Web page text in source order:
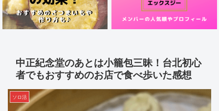
中正紀念堂のあとは小籠包三昧！台北初心
者でもおすすめのお店で食べ歩いた感想
ソロ活